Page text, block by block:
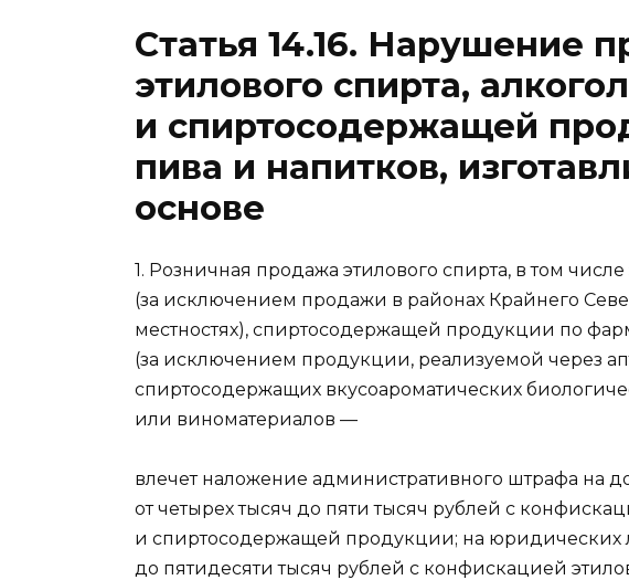
Статья 14.16. Нарушение
этилового спирта,
и спиртосодержащей
пива и напитков,
основе
1. Розничная продажа этилового спирта, в том
(за исключением продажи в районах Крайнего
местностях), спиртосодержащей продукции по
(за исключением продукции, реализуемой через
спиртосодержащих вкусоароматических
или виноматериалов —
влечет наложение административного штрафа на
от четырех тысяч до пяти тысяч рублей с
и спиртосодержащей продукции; на юридических
до пятидесяти тысяч рублей с конфискацией